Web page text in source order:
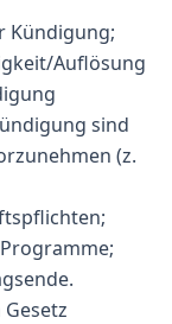
Kündigung;
Auflösung
sind
(z.